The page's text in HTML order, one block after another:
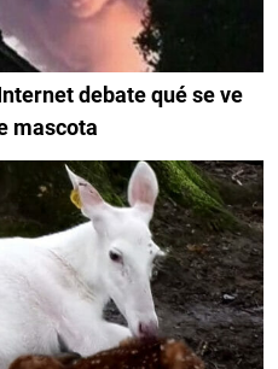
debate qué se ve
mascota